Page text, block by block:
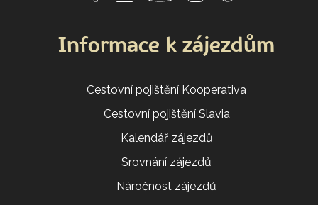
Informace k zájezdům
Cestovní pojištění Kooperativa
Cestovní pojištění Slavia
Kalendář zájezdů
Srovnání zájezdů
Náročnost zájezdů